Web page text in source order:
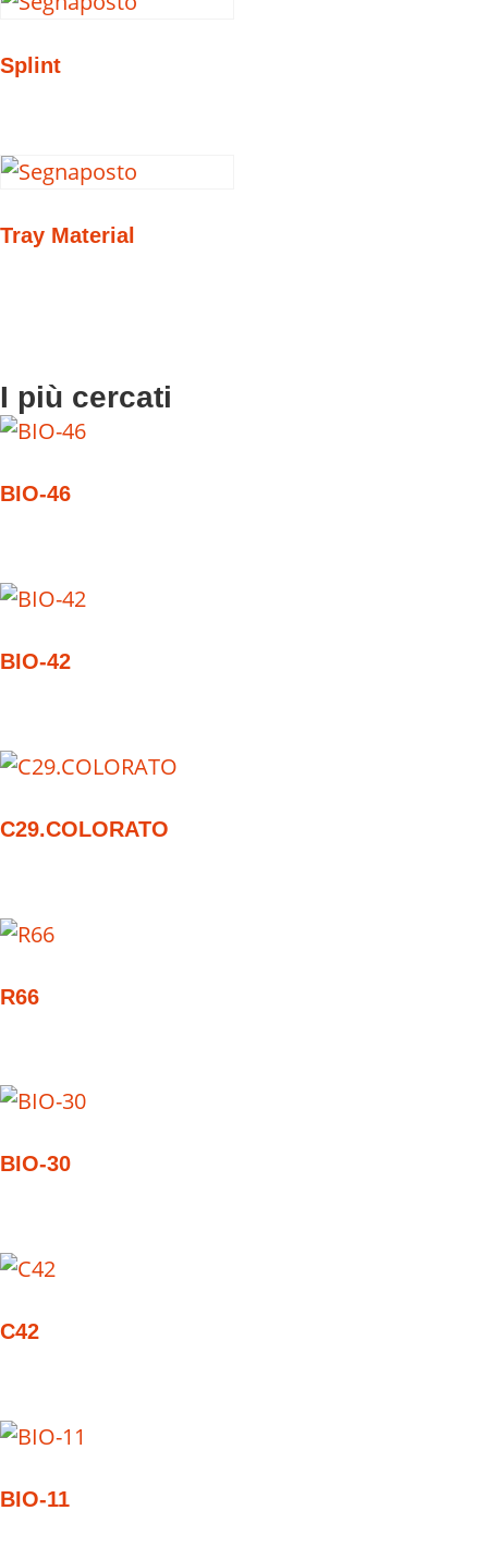
Splint
Tray Material
I più cercati
BIO-46
BIO-42
C29.COLORATO
R66
BIO-30
C42
BIO-11